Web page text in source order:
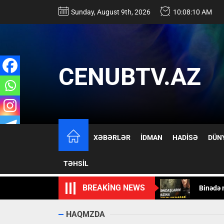
Sunday, August 9th, 2026 10:08:11 AM
CENUBTV.AZ
XƏBƏRLƏR İDMAN HADİSƏ
TƏHSİL
BREAKING NEWS DİN,
HAQMZDA